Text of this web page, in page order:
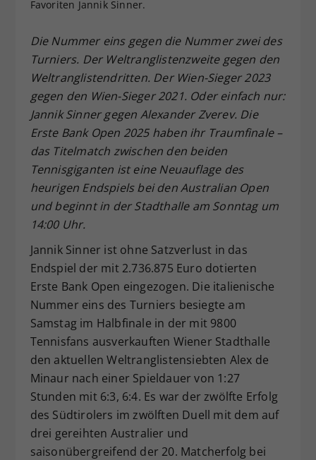
Favoriten Jannik Sinner.
Die Nummer eins gegen die Nummer zwei des
Turniers. Der Weltranglistenzweite gegen den
Weltranglistendritten. Der Wien-Sieger 2023
gegen den Wien-Sieger 2021. Oder einfach nur:
Jannik Sinner gegen Alexander Zverev. Die
Erste Bank Open 2025 haben ihr Traumfinale –
das Titelmatch zwischen den beiden
Tennisgiganten ist eine Neuauflage des
heurigen Endspiels bei den Australian Open
und beginnt in der Stadthalle am Sonntag um
14:00 Uhr.
Jannik Sinner ist ohne Satzverlust in das
Endspiel der mit 2.736.875 Euro dotierten
Erste Bank Open eingezogen. Die italienische
Nummer eins des Turniers besiegte am
Samstag im Halbfinale in der mit 9800
Tennisfans ausverkauften Wiener Stadthalle
den aktuellen Weltranglistensiebten Alex de
Minaur nach einer Spieldauer von 1:27
Stunden mit 6:3, 6:4. Es war der zwölfte Erfolg
des Südtirolers im zwölften Duell mit dem auf
drei gereihten Australier und
saisonübergreifend der 20. Matcherfolg bei
Zweck
zufällig generierte ID, für die
historische Speicherung Ihrer
vorgenommen Einstellungen, falls der
Webseiten-Betreiber dies eingestellt
hat.